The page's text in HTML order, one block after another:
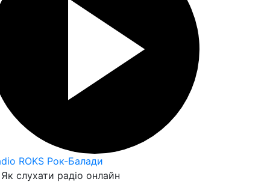
ROKS Рок-Балади
слухати радіо онлайн